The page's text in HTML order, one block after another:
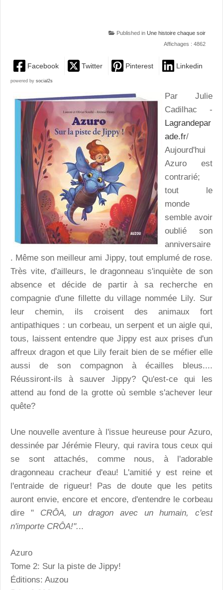
Published in Une histoire chaque soir
Affichages : 4862
Facebook Twitter Pinterest Linkedin
powered by social2s
Par Julie
Cadilhac -
Lagrandepar
ade.fr/
Aujourd'hui
Azuro est
contrarié;
tout le
monde
semble avoir
oublié son
anniversaire
. Même son meilleur ami Jippy, tout emplumé de rose.
Très vite, d'ailleurs, le dragonneau s'inquiète de son
absence et décide de partir à sa recherche en
compagnie d'une fillette du village nommée Lily. Sur
leur chemin, ils croisent des animaux fort
antipathiques : un corbeau, un serpent et un aigle qui,
tous, laissent entendre que Jippy est aux prises d'un
affreux dragon et que Lily ferait bien de se méfier elle
aussi de son compagnon à écailles bleus....
Réussiront-ils à sauver Jippy? Qu'est-ce qui les
attend au fond de la grotte où semble s'achever leur
quête?
Une nouvelle aventure à l'issue heureuse pour Azuro,
dessinée par Jérémie Fleury, qui ravira tous ceux qui
se sont attachés, comme nous, à l'adorable
dragonneau cracheur d'eau! L'amitié y est reine et
l'entraide de rigueur! Pas de doute que les petits
auront envie, encore et encore, d'entendre le corbeau
dire "CRÔA, un dragon avec un humain, c'est
n'importe CRÔA!"...
Azuro
Tome 2: Sur la piste de Jippy!
Éditions: Auzou